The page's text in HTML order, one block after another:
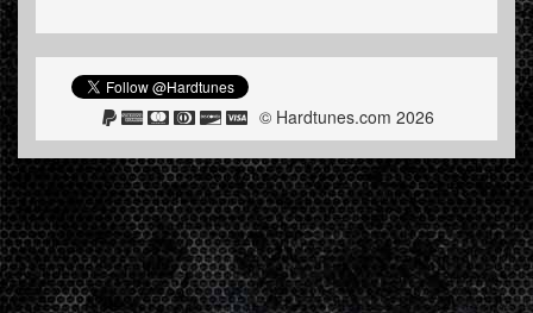
© Hardtunes.com 2026